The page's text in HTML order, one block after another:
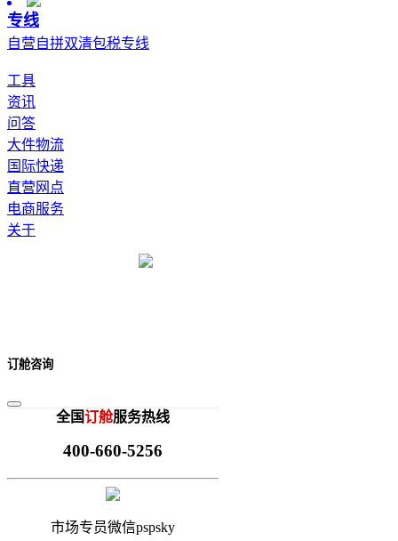
专线
自营自拼双清包税专线
工具
资讯
问答
大件物流
国际快递
直营网点
电商服务
关于
订舱咨询
全国订舱服务热线
400-660-5256
市场专员微信pspsky